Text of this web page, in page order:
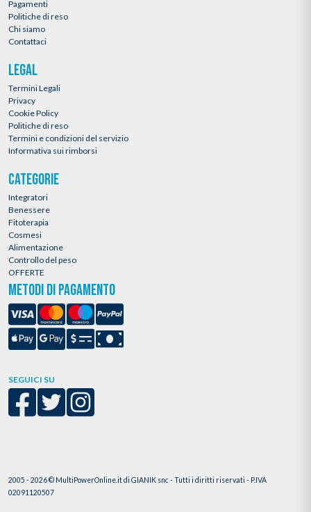
Pagamenti
Politiche di reso
Chi siamo
Contattaci
LEGAL
Termini Legali
Privacy
Cookie Policy
Politiche di reso
Termini e condizioni del servizio
Informativa sui rimborsi
CATEGORIE
Integratori
Benessere
Fitoterapia
Cosmesi
Alimentazione
Controllo del peso
OFFERTE
METODI DI PAGAMENTO
SEGUICI SU
2005 - 2026 © MultiPowerOnline.it di GIANIK snc - Tutti i diritti riservati - P.IVA
02091120507